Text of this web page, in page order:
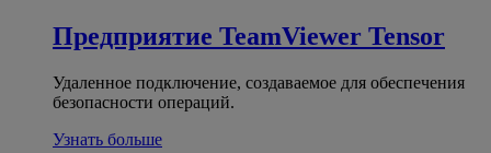
Предприятие TeamViewer Tensor
Удаленное подключение, создаваемое для обеспечения
безопасности операций.
Узнать больше